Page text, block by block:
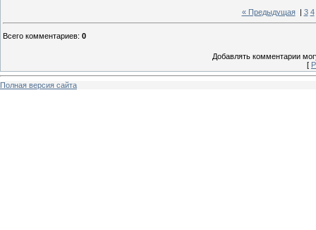
« Предыдущая| 3 4
Всего комментариев: 0
Добавлять комментарии
[
Полная версия сайта